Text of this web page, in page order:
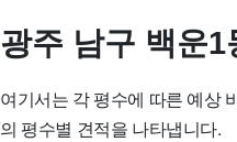
광주 남구 백운1
여기서는 각 평수에 따른 예상
의 평수별 견적을 나타냅니다.